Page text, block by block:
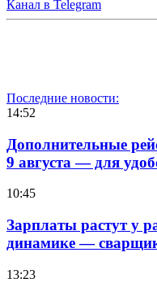
Канал в Telegram
Последние новости:
14:52
Дополнительные
9 августа — для
10:45
Зарплаты растут у
динамике —
13:23